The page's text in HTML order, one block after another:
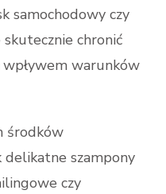
samochodowy czy
skutecznie chronić
warunków
środków
delikatne szampony
czy